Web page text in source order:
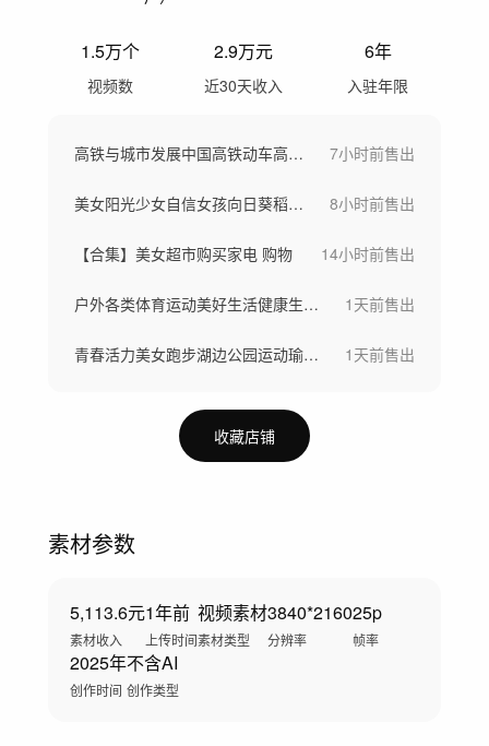
1.5万个
视频数
2.9万元
近30天收入
6年
入驻年限
高铁与城市发展中国高铁动车高铁站候车大厅 7小时前售出
美女阳光少女自信女孩向日葵稻田骑车画画 8小时前售出
【合集】美女超市购买家电 购物 14小时前售出
户外各类体育运动美好生活健康生活城市宣传 1天前售出
青春活力美女跑步湖边公园运动瑜伽健身运动 1天前售出
收藏店铺
素材参数
5,113.6元
素材收入
1年前
上传时间
视频素材
素材类型
3840*2160
分辨率
25p
帧率
2025年
创作时间
不含AI
创作类型